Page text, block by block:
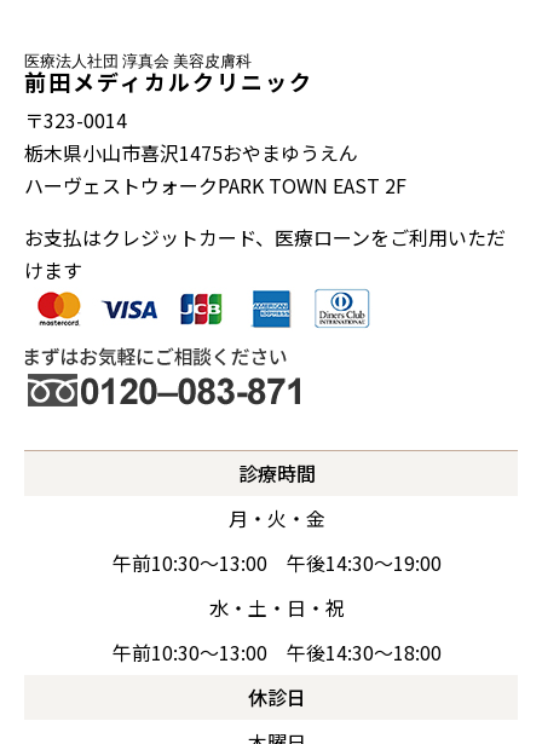
医療法人社団 淳真会 美容皮膚科
前田メディカルクリニック
〒323-0014
栃木県小山市喜沢1475おやまゆうえん
ハーヴェストウォークPARK TOWN EAST 2F
お支払はクレジットカード、医療ローンをご利用いただ
けます
診療時間
月・火・金
午前10:30～13:00 午後14:30～19:00
水・土・日・祝
午前10:30～13:00 午後14:30～18:00
休診日